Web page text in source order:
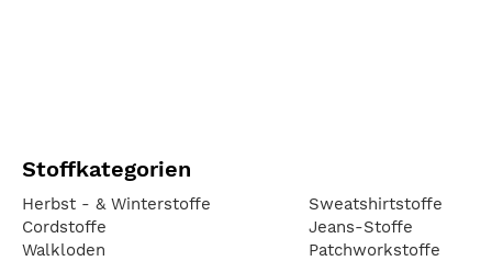
Stoffkategorien
Herbst - & Winterstoffe
Cordstoffe
Walkloden
Sweatshirtstoffe
Jeans-Stoffe
Patchworkstoffe